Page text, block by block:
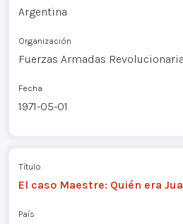
Argentina
Organización
Fuerzas Armadas
Fecha
1971-05-01
Título
El caso Maestre: Quién era
País